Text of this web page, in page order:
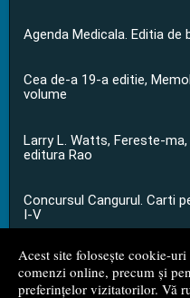
Acest site folosește cookie-
comenzi online, precum și
preferințelor vizitatorilor. Vă
Agenda Medicala. Editia de
Cea de-a 19-a editie,
volume
Larry L. Watts, Fereste-
editura Rao
Concursul Cangurul. Carti
I-V
...toate știrile